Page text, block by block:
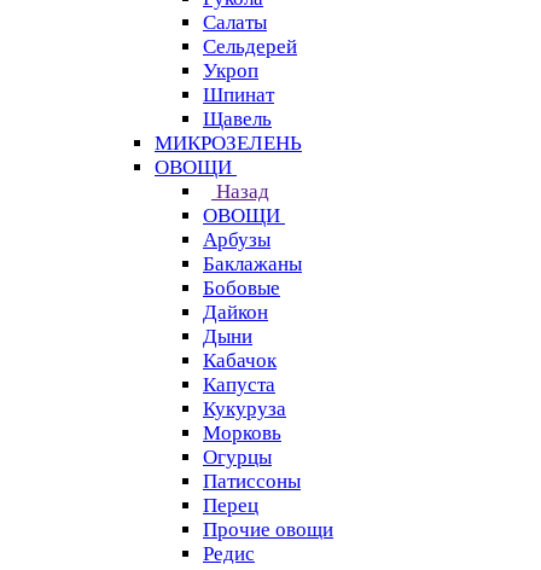
Салаты
Сельдерей
Укроп
Шпинат
Щавель
МИКРОЗЕЛЕНЬ
ОВОЩИ
Назад
ОВОЩИ
Арбузы
Баклажаны
Бобовые
Дайкон
Дыни
Кабачок
Капуста
Кукуруза
Морковь
Огурцы
Патиссоны
Перец
Прочие овощи
Редис